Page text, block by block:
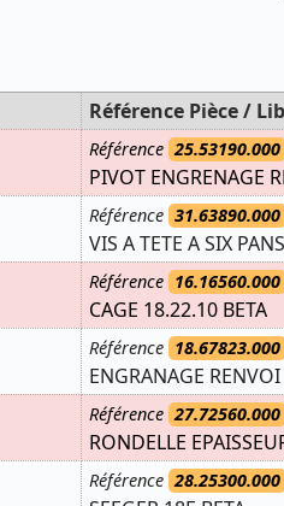
Référence Pièce /
Référence 25.53190.000
PIVOT ENGRENAGE
Référence 31.63890.000
VIS A TETE A SIX
Référence 16.16560.000
CAGE 18.22.10 BETA
Référence 18.67823.000
ENGRANAGE
Référence 27.72560.000
RONDELLE
Référence 28.25300.000